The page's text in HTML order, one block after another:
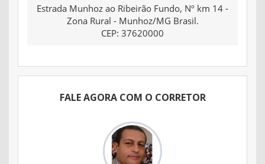
Estrada Munhoz ao Ribeirão Fundo, Nº km 14 -
Zona Rural - Munhoz/MG Brasil.
CEP: 37620000
FALE AGORA COM O CORRETOR